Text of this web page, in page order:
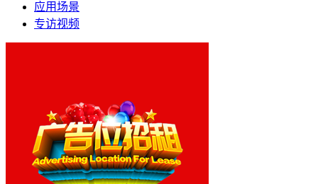
应用场景
专访视频